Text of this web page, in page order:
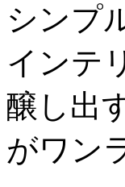
シンプ
インテ
醸し出
がワン